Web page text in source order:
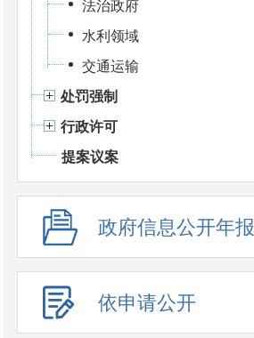
法治政府
水利领域
交通运输
处罚强制
行政许可
提案议案
政府信息公开年报
依申请公开